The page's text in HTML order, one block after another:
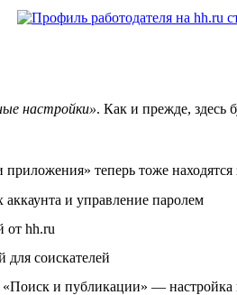
настройки». Как и прежде, здесь
теперь тоже находятся
и управление паролем
от hh.ru
соискателей
и публикации» — настройка